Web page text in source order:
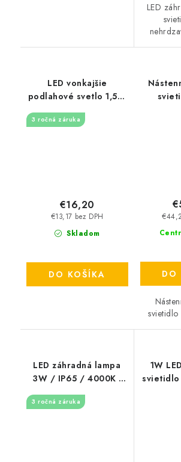
LED
LED vonkajšie
podlahové svetlo 1,5W
LFL124
3 ročná záruka
Skladom
€13,17 bez DPH
€16,20
DO KOŠÍKA DO
LED záhradná lampa
3W / IP65 / 4000K -
LGL321
3 ročná záruka
1W
svietidlo